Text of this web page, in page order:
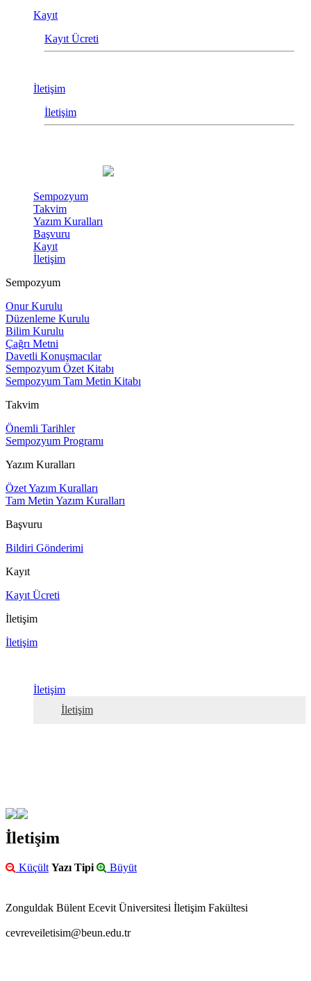
Kayıt
Kayıt Ücreti
İletişim
İletişim
Sempozyum
Takvim
Yazım Kuralları
Başvuru
Kayıt
İletişim
Sempozyum
Onur Kurulu
Düzenleme Kurulu
Bilim Kurulu
Çağrı Metni
Davetli Konuşmacılar
Sempozyum Özet Kitabı
Sempozyum Tam Metin Kitabı
Takvim
Önemli Tarihler
Sempozyum Programı
Yazım Kuralları
Özet Yazım Kuralları
Tam Metin Yazım Kuralları
Başvuru
Bildiri Gönderimi
Kayıt
Kayıt Ücreti
İletişim
İletişim
İletişim
İletişim
İletişim
Küçült Yazı Tipi Büyüt
Zonguldak Bülent Ecevit Üniversitesi İletişim Fakültesi
cevreveiletisim@beun.edu.tr